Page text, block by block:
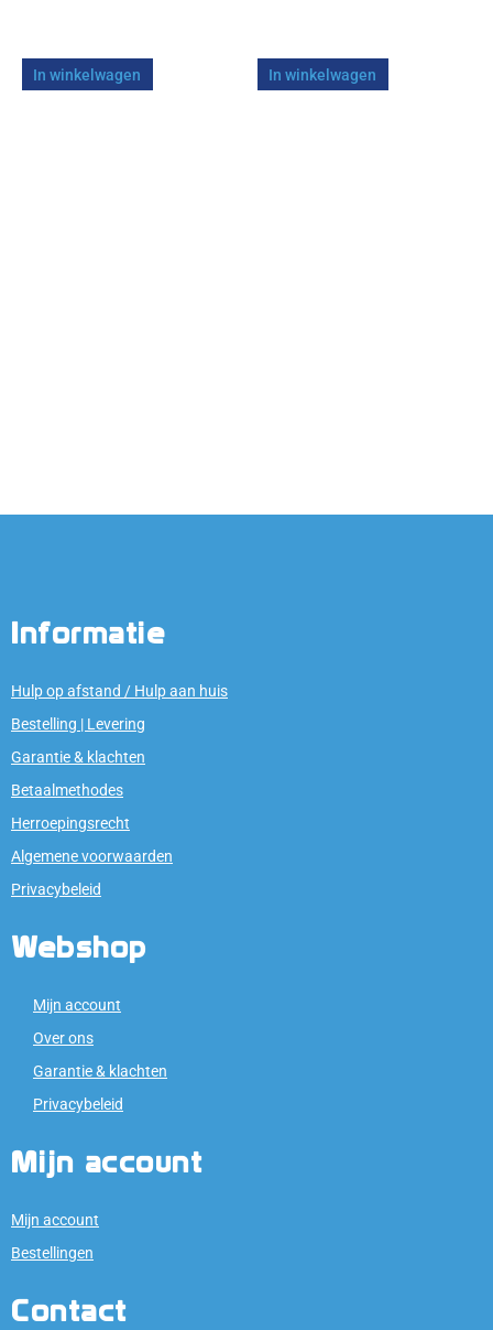
In winkelwagen In winkelwagen
Informatie
Hulp op afstand / Hulp aan huis
Bestelling | Levering
Garantie & klachten
Betaalmethodes
Herroepingsrecht
Algemene voorwaarden
Privacybeleid
Webshop
Mijn account
Over ons
Garantie & klachten
Privacybeleid
Mijn account
Mijn account
Bestellingen
Contact